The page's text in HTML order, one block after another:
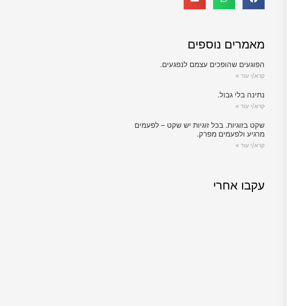
מאמרים נוספים
הפוגעים שהופכים עצמם לנפגעים.
קרא/י עוד »
נתינה בלי גבול.
קרא/י עוד »
שקט בזוגיות. בכל זוגיות יש שקט – לפעמים
מרגיע ולפעמים מפרק.
קרא/י עוד »
עקבו אחרי